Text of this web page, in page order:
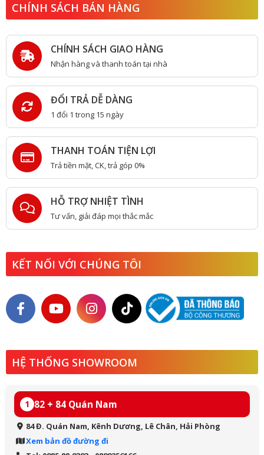
CHÍNH SÁCH BÁN HÀNG
CHÍNH SÁCH GIAO HÀNG
Nhận hàng và thanh toán tại nhà
ĐỔI TRẢ DỄ DÀNG
1 đổi 1 trong 15 ngày
THANH TOÁN TIỆN LỢI
Trả tiền mặt, CK, trả góp 0%
HỖ TRỢ NHIỆT TÌNH
Tư vấn, giải đáp mọi thắc mắc
KẾT NỐI VỚI CHÚNG TÔI
HỆ THỐNG SHOWROOM
1 82 + 84 Quán Nam
84 Đ. Quán Nam, Kênh Dương, Lê Chân, Hải Phòng
Xem bản đồ đường đi